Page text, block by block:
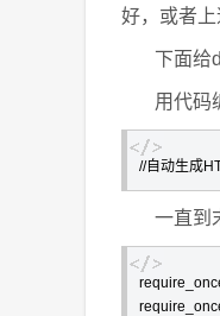
好，或者
下面给
用代码编
//自动生成
一直到